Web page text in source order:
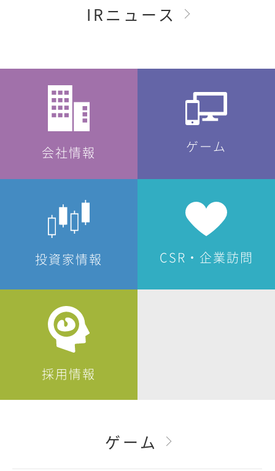
IRニュース
会社情報
ゲーム
投資家情報 CSR・企業訪問
採用情報
ゲーム